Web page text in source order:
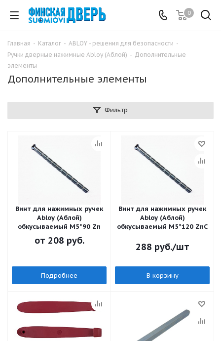
0
Главная - Каталог - ABLOY - решения для безопасности -
Ручки дверные нажимные Abloy (Аблой) - Дополнительные
элементы
Дополнительные элементы
Фильтр
Винт для нажимных ручек
Abloy (Аблой)
обкусываемый M5*90 Zn
от 208 руб.
Подробнее
Винт для нажимных ручек
Abloy (Аблой)
обкусываемый M5*120 ZnC
288 руб./шт
В корзину